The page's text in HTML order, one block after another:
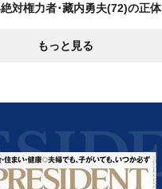
対権力者･藏内勇夫(72)の正体
もっと見る